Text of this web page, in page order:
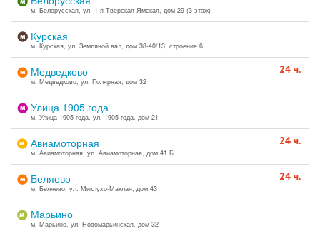
м. Белорусская, ул. 1-я Тверская-Ямская, дом 29 (3 этаж)
Курская
м. Курская, ул. Земляной вал, дом 38-40/13, строение 6
Медведково
м. Медведково, ул. Полярная, дом 32
24 ч.
Улица 1905 года
м. Улица 1905 года, ул. 1905 года, дом 21
Авиамоторная
м. Авиамоторная, ул. Авиамоторная, дом 41 Б
24 ч.
Беляево
м. Беляево, ул. Миклухо-Маклая, дом 43
24 ч.
Марьино
м. Марьино, ул. Новомарьинская, дом 32